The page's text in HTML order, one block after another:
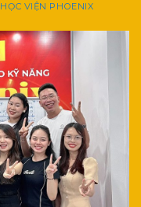
HỌC VIỆN PHOENIX